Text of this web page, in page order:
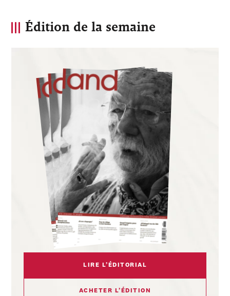
Édition de la semaine
LIRE L’ÉDITORIAL
ACHETER L’ÉDITION